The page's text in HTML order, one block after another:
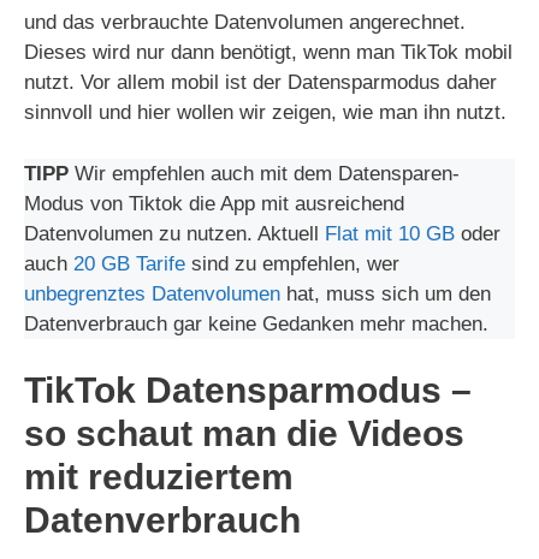
und das verbrauchte Datenvolumen angerechnet.
Dieses wird nur dann benötigt, wenn man TikTok mobil
nutzt. Vor allem mobil ist der Datensparmodus daher
sinnvoll und hier wollen wir zeigen, wie man ihn nutzt.
TIPP Wir empfehlen auch mit dem Datensparen-
Modus von Tiktok die App mit ausreichend
Datenvolumen zu nutzen. Aktuell Flat mit 10 GB oder
auch 20 GB Tarife sind zu empfehlen, wer
unbegrenztes Datenvolumen hat, muss sich um den
Datenverbrauch gar keine Gedanken mehr machen.
TikTok Datensparmodus –
so schaut man die Videos
mit reduziertem
Datenverbrauch